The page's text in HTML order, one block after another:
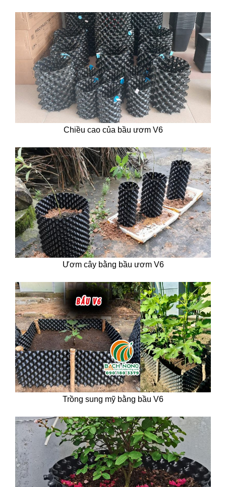
Chiều cao của bầu ươm V6
Ươm cây bằng bầu ươm V6
Trồng sung mỹ bằng bầu V6